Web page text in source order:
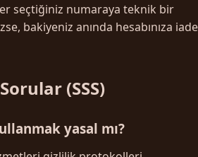
seçtiğiniz numaraya teknik bir
bakiyeniz anında hesabınıza iade
(SSS)
yasal mı?